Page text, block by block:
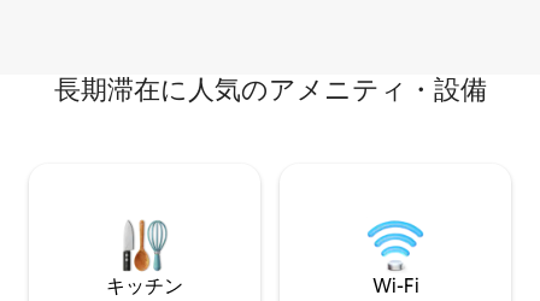
長期滞在に人気のアメニティ・設備
キッチン Wi-Fi